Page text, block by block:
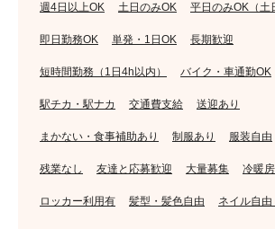
週4日以上OK 土日のみOK 平日のみOK（土
即日勤務OK 単発・1日OK 長期歓迎
短時間勤務（1日4h以内） バイク・車通勤OK
駅チカ・駅ナカ 交通費支給 送迎あり
まかない・食事補助あり 制服あり 服装自由
残業なし 友達と応募歓迎 大量募集 冷暖
ロッカー利用有 髪型・髪色自由 ネイル自